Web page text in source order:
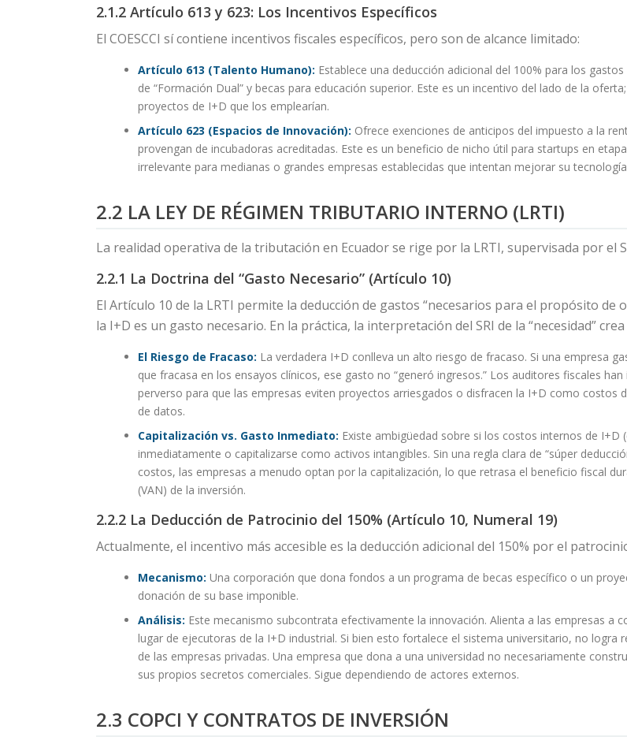
2.1.2 Artículo 613 y 623: Los Incentivos Específicos
El COESCCI sí contiene incentivos fiscales específicos, pero son de alcance limitado:
Artículo 613 (Talento Humano): Establece una deducción adicional del 100% para los
de “Formación Dual” y becas para educación superior. Este es un incentivo del lado de la
proyectos de I+D que los emplearían.
Artículo 623 (Espacios de Innovación): Ofrece exenciones de anticipos del impuesto a la
provengan de incubadoras acreditadas. Este es un beneficio de nicho útil para startups en
irrelevante para medianas o grandes empresas establecidas que intentan mejorar su
2.2 LA LEY DE RÉGIMEN TRIBUTARIO INTERNO (LRTI)
La realidad operativa de la tributación en Ecuador se rige por la LRTI, supervisada por el
2.2.1 La Doctrina del “Gasto Necesario” (Artículo 10)
El Artículo 10 de la LRTI permite la deducción de gastos “necesarios para el propósito
la I+D es un gasto necesario. En la práctica, la interpretación del SRI de la “necesidad”
El Riesgo de Fracaso: La verdadera I+D conlleva un alto riesgo de fracaso. Si una empresa
que fracasa en los ensayos clínicos, ese gasto no “generó ingresos.” Los auditores fiscales
perverso para que las empresas eviten proyectos arriesgados o disfracen la I+D como costos
de datos.
Capitalización vs. Gasto Inmediato: Existe ambigüedad sobre si los costos internos de
inmediatamente o capitalizarse como activos intangibles. Sin una regla clara de “súper
costos, las empresas a menudo optan por la capitalización, lo que retrasa el beneficio fiscal
(VAN) de la inversión.
2.2.2 La Deducción de Patrocinio del 150% (Artículo 10, Numeral 19)
Actualmente, el incentivo más accesible es la deducción adicional del 150% por el
Mecanismo: Una corporación que dona fondos a un programa de becas específico o un
donación de su base imponible.
Análisis: Este mecanismo subcontrata efectivamente la innovación. Alienta a las empresas a
lugar de ejecutoras de la I+D industrial. Si bien esto fortalece el sistema universitario, no
de las empresas privadas. Una empresa que dona a una universidad no necesariamente
sus propios secretos comerciales. Sigue dependiendo de actores externos.
2.3 COPCI Y CONTRATOS DE INVERSIÓN